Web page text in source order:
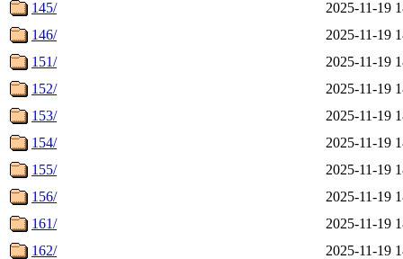
145/
2025-11-19
146/
2025-11-19
151/
2025-11-19
152/
2025-11-19
153/
2025-11-19
154/
2025-11-19
155/
2025-11-19
156/
2025-11-19
161/
2025-11-19
162/
2025-11-19